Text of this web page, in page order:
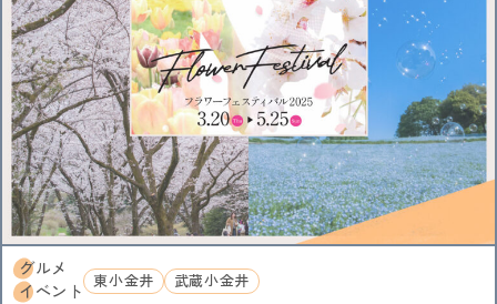
青梅
KEYWORD
イルミネーション
お菓子 三鷹
八王子
西八王子
レポート 特集
特集分割版
中央線〇〇散歩
イタリアン 国立
武蔵小金井
東小金井
和菓子 スイーツ チョコレート
写真
ポートレート
中野サンプラザ
中野ブロードウェイ
中野
サブカル 歴史 アニメ
杉並区
武蔵野市
ゴミ処理場 体験
バレンタイン
立川 サポート記事
グルメ
イベント
東小金井 武蔵小金井